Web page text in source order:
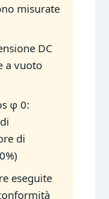
misurate
DC
a vuoto
φ 0:
di
eseguite